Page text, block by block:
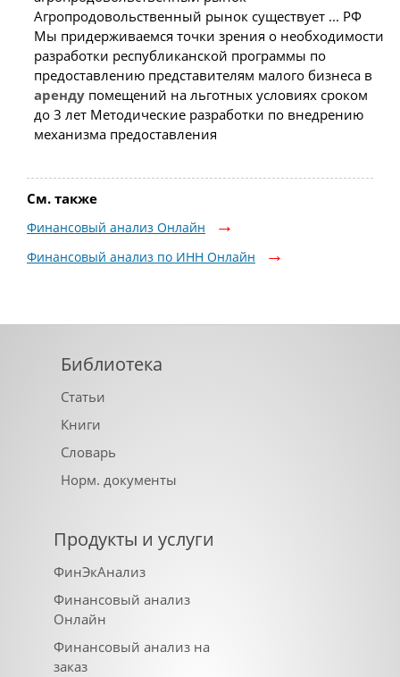
Агропродовольственный рынок существует ... РФ
Мы придерживаемся точки зрения о необходимости
разработки республиканской программы по
предоставлению представителям малого бизнеса в
арендупомещений на льготных условиях сроком
до 3 лет Методические разработки по внедрению
механизма предоставления
См. также
Финансовый анализ Онлайн
Финансовый анализ по ИНН Онлайн
Библиотека
Статьи
Книги
Словарь
Норм. документы
Продукты и услуги
ФинЭкАнализ
Финансовый анализ
Онлайн
Финансовый анализ на
заказ